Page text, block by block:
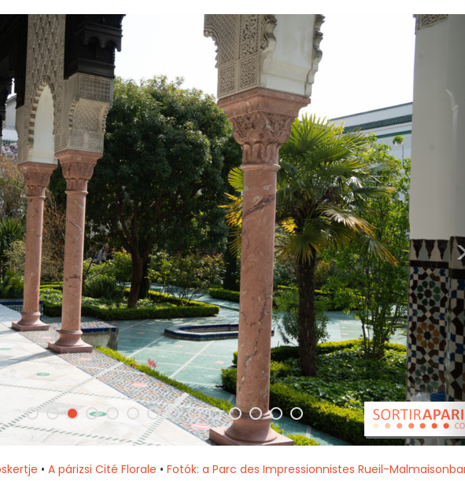
• A párizsi Cité Florale • Fotók: a Parc des Impressionnistes Rueil-